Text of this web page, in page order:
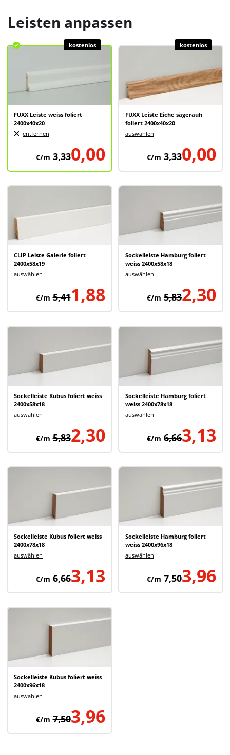
Leisten anpassen
FUXX Leiste weiss foliert
2400x40x20
entfernen
0,00
€/m 3,33
kostenlos
FUXX Leiste Eiche sägerauh
foliert 2400x40x20
auswählen
0,00
€/m 3,33
kostenlos
CLIP Leiste Galerie foliert
2400x58x19
auswählen
1,88
€/m 5,41
Sockelleiste Hamburg foliert
weiss 2400x58x18
auswählen
2,30
€/m 5,83
Sockelleiste Kubus foliert weiss
2400x58x18
auswählen
2,30
€/m 5,83
Sockelleiste Hamburg foliert
weiss 2400x78x18
auswählen
3,13
€/m 6,66
Sockelleiste Kubus foliert weiss
2400x78x18
auswählen
3,13
€/m 6,66
Sockelleiste Hamburg foliert
weiss 2400x96x18
auswählen
3,96
€/m 7,50
Sockelleiste Kubus foliert weiss
2400x96x18
auswählen
3,96
€/m 7,50